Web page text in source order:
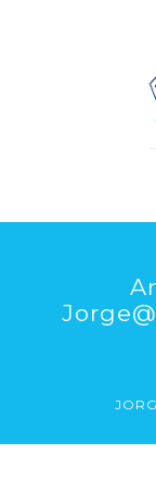
CLÍNICA
NUESTRAS
PEDIR CITA